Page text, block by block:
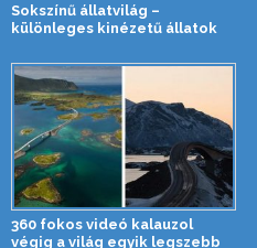
Sokszínű állatvilág –
különleges kinézetű állatok
360 fokos videó kalauzol
végig a világ egyik legszebb